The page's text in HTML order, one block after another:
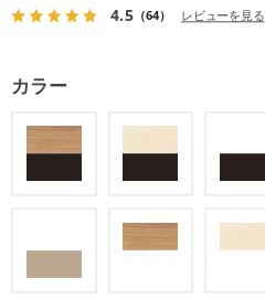
4.5（64） レビューを見る
カラー